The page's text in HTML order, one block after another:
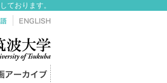
ております。